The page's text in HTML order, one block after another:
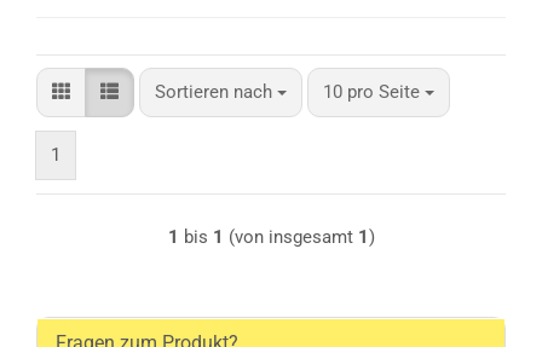
Sortieren nach
Sortieren nach 10 pro Seite
pro Seite
1
1 bis 1 (von insgesamt 1)